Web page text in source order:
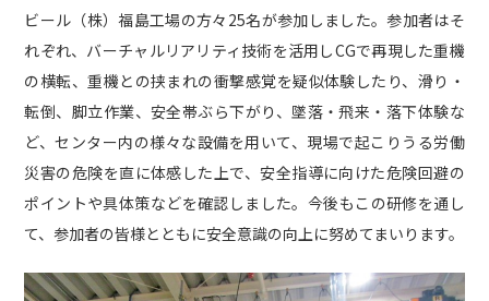
Topics 社内活動
お知らせ 広報誌 最新技術の革新
関連リンク プライバシーポリシー
ビール（株）福島工場の方々25名が参加しました。参加者はそ
れぞれ、バーチャルリアリティ技術を活用しCGで再現した重機
の横転、重機との挟まれの衝撃感覚を疑似体験したり、滑り・
転倒、脚立作業、安全帯ぶら下がり、墜落・飛来・落下体験な
ど、センター内の様々な設備を用いて、現場で起こりうる労働
災害の危険を直に体感した上で、安全指導に向けた危険回避の
ポイントや具体策などを確認しました。今後もこの研修を通し
て、参加者の皆様とともに安全意識の向上に努めてまいります。